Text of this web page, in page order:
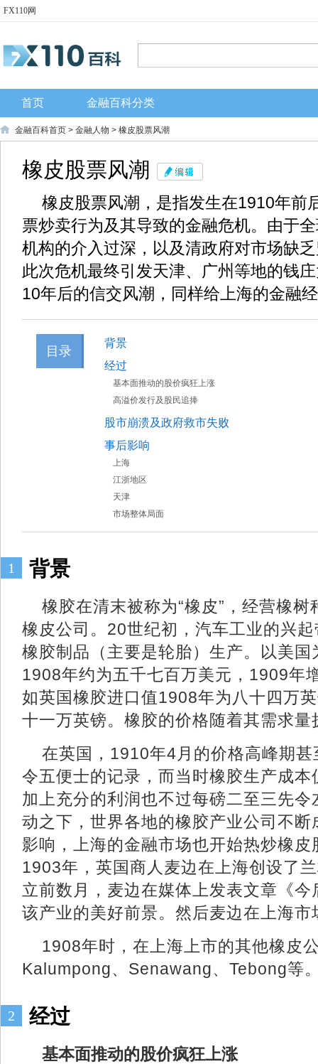
FX110网
首页 金融百科分类
金融百科首页 > 金融人物 > 橡皮股票风潮
橡皮股票风潮
橡皮股票风潮，是指发生在1910年前
票炒卖行为及其导致的金融危机。由于
机构的介入过深，以及清政府对市场缺
此次危机最终引发天津、广州等地的钱
10年后的信交风潮，同样给上海的金融
目录
背景
经过
基本面推动的股价疯狂上涨
高溢价发行及股民追捧
股市崩溃及政府救市失败
事后影响
上海
江浙地区
天津
市场整体局面
1 背景
橡胶在清末被称为“橡皮”，经营橡
橡皮公司。20世纪初，汽车工业的兴
橡胶制品（主要是轮胎）生产。以美
1908年约为五千七百万美元，1909年
如英国橡胶进口值1908年为八十四万
十一万英镑。橡胶的价格随着其需求量
在英国，1910年4月的价格高峰期
令五便士的记录，而当时橡胶生产成
加上充分的利润也不过每磅二至三先
动之下，世界各地的橡胶产业公司不
影响，上海的金融市场也开始热炒橡
1903年，英国商人麦边在上海创设了
立前数月，麦边在媒体上发表文章《
该产业的美好前景。然后麦边在上海市
1908年时，在上海上市的其他橡皮
Kalumpong、Senawang、Tebong等
2 经过
基本面推动的股价疯狂上涨